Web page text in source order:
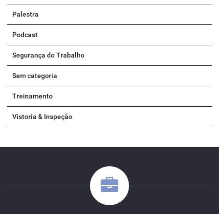
Palestra
Podcast
Segurança do Trabalho
Sem categoria
Treinamento
Vistoria & Inspeção